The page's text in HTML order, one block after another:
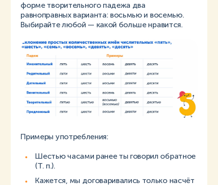
форме творительного падежа два
равноправных варианта: восьмью и восемью.
Выбирайте любой — какой больше нравится.
Примеры употребления:
Шестью часами ранее ты говорил обратное
(Т. п.).
Кажется, мы договаривались только насчёт